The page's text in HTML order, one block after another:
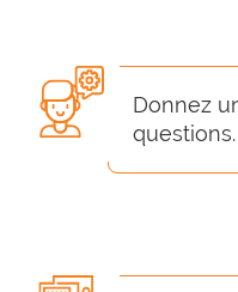
Donnez
questions.